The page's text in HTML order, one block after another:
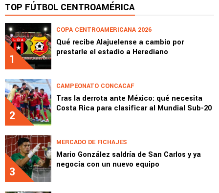
TOP FÚTBOL CENTROAMÉRICA
1
COPA CENTROAMERICANA 2026
Qué recibe Alajuelense a cambio por
prestarle el estadio a Herediano
2
CAMPEONATO CONCACAF
Tras la derrota ante México: qué necesita
Costa Rica para clasificar al Mundial Sub-20
3
MERCADO DE FICHAJES
Mario González saldría de San Carlos y ya
negocia con un nuevo equipo